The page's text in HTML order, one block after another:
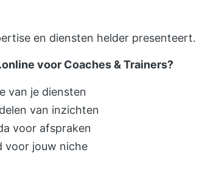
en diensten helder presenteert.
voor Coaches & Trainers?
van je diensten
van inzichten
voor afspraken
voor jouw niche